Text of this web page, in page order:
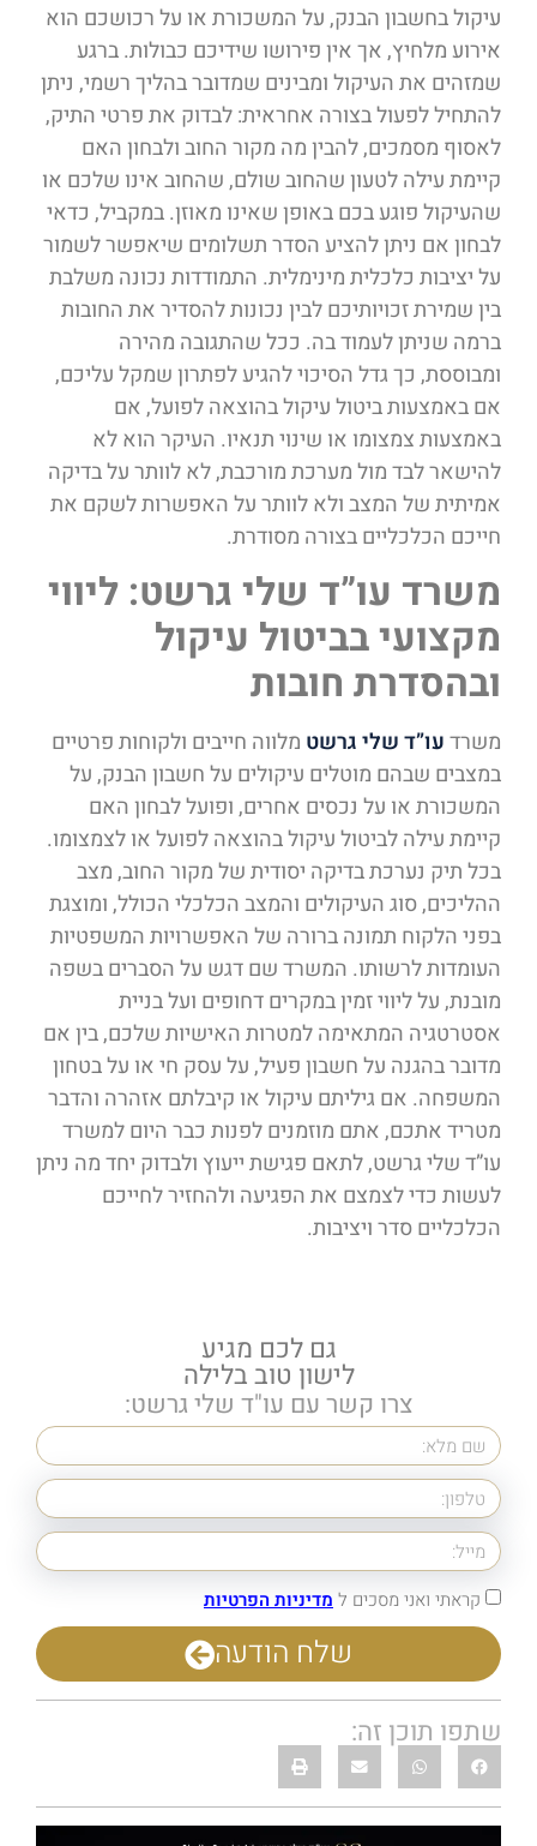
עיקול בחשבון הבנק, על המשכורת או על רכושכם הוא
אירוע מלחיץ, אך אין פירושו שידיכם כבולות. ברגע
שמזהים את העיקול ומבינים שמדובר בהליך רשמי, ניתן
להתחיל לפעול בצורה אחראית: לבדוק את פרטי התיק,
לאסוף מסמכים, להבין מה מקור החוב ולבחון האם
קיימת עילה לטעון שהחוב שולם, שהחוב אינו שלכם או
שהעיקול פוגע בכם באופן שאינו מאוזן. במקביל, כדאי
לבחון אם ניתן להציע הסדר תשלומים שיאפשר לשמור
על יציבות כלכלית מינימלית. התמודדות נכונה משלבת
בין שמירת זכויותיכם לבין נכונות להסדיר את החובות
ברמה שניתן לעמוד בה. ככל שהתגובה מהירה
ומבוססת, כך גדל הסיכוי להגיע לפתרון שמקל עליכם,
אם באמצעות ביטול עיקול בהוצאה לפועל, אם
באמצעות צמצומו או שינוי תנאיו. העיקר הוא לא
להישאר לבד מול מערכת מורכבת, לא לוותר על בדיקה
אמיתית של המצב ולא לוותר על האפשרות לשקם את
חייכם הכלכליים בצורה מסודרת.
משרד עו”ד שלי גרשט: ליווי
מקצועי בביטול עיקול
ובהסדרת חובות
משרדעו”ד שלי גרשט מלווה חייבים ולקוחות פרטיים
במצבים שבהם מוטלים עיקולים על חשבון הבנק, על
המשכורת או על נכסים אחרים, ופועל לבחון האם
קיימת עילה לביטול עיקול בהוצאה לפועל או לצמצומו.
בכל תיק נערכת בדיקה יסודית של מקור החוב, מצב
ההליכים, סוג העיקולים והמצב הכלכלי הכולל, ומוצגת
בפני הלקוח תמונה ברורה של האפשרויות המשפטיות
העומדות לרשותו. המשרד שם דגש על הסברים בשפה
מובנת, על ליווי זמין במקרים דחופים ועל בניית
אסטרטגיה המתאימה למטרות האישיות שלכם, בין אם
מדובר בהגנה על חשבון פעיל, על עסק חי או על בטחון
המשפחה. אם גיליתם עיקול או קיבלתם אזהרה והדבר
מטריד אתכם, אתם מוזמנים לפנות כבר היום למשרד
עו”ד שלי גרשט, לתאם פגישת ייעוץ ולבדוק יחד מה ניתן
לעשות כדי לצמצם את הפגיעה ולהחזיר לחייכם
הכלכליים סדר ויציבות.
גם לכם מגיע
לישון טוב בלילה
צרו קשר עם עו"ד שלי גרשט:
קראתי ואני מסכים ל מדיניות הפרטיות
שלח הודעה
שתפו תוכן זה: